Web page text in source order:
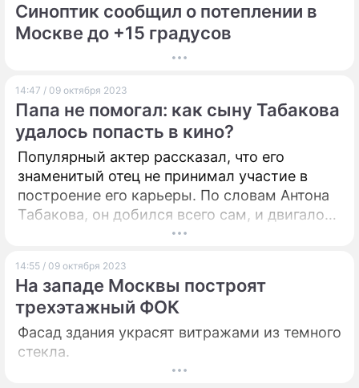
Синоптик сообщил о потеплении в
Москве до +15 градусов
14:47 / 09 октября 2023
Папа не помогал: как сыну Табакова
удалось попасть в кино?
Популярный актер рассказал, что его
знаменитый отец не принимал участие в
построение его карьеры. По словам Антона
Табакова, он добился всего сам, и двигало
им желание заработать.
14:55 / 09 октября 2023
На западе Москвы построят
трехэтажный ФОК
Фасад здания украсят витражами из темного
стекла.